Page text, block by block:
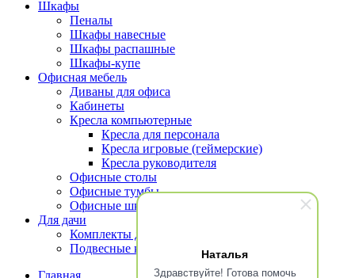
Наталья
Здравствуйте! Готова помочь
Шкафы
Пеналы
Шкафы навесные
Шкафы распашные
Шкафы-купе
Офисная мебель
Диваны для офиса
Кабинеты
Кресла компьютерные
Кресла для персонала
Кресла игровые (геймерские)
Кресла руководителя
Офисные столы
Офисные тумбы
Офисные шкафы и стеллажи
Для дачи
Комплекты для террасы
Подвесные кресла
Главная